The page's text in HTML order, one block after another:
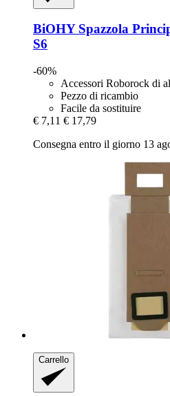
BiOHYSpazzola
S6
-60%
Accessori Roborock di
Pezzo di ricambio
Facile da sostituire
€ 7,11 € 17,79
Consegna entro il giorno 13
Carrello